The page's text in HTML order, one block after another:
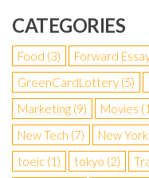
CATEGORIES
Food (3) Forward
GreenCardLottery (5)
Marketing (9) Movies
New Tech (7) New York
toeic (1) tokyo (2)